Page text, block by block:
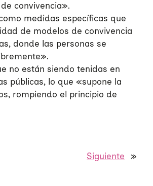
convivencia».
medidas específicas que
de modelos de convivencia
donde las personas se
no están siendo tenidas en
públicas, lo que «supone la
rompiendo el principio de
Siguiente »